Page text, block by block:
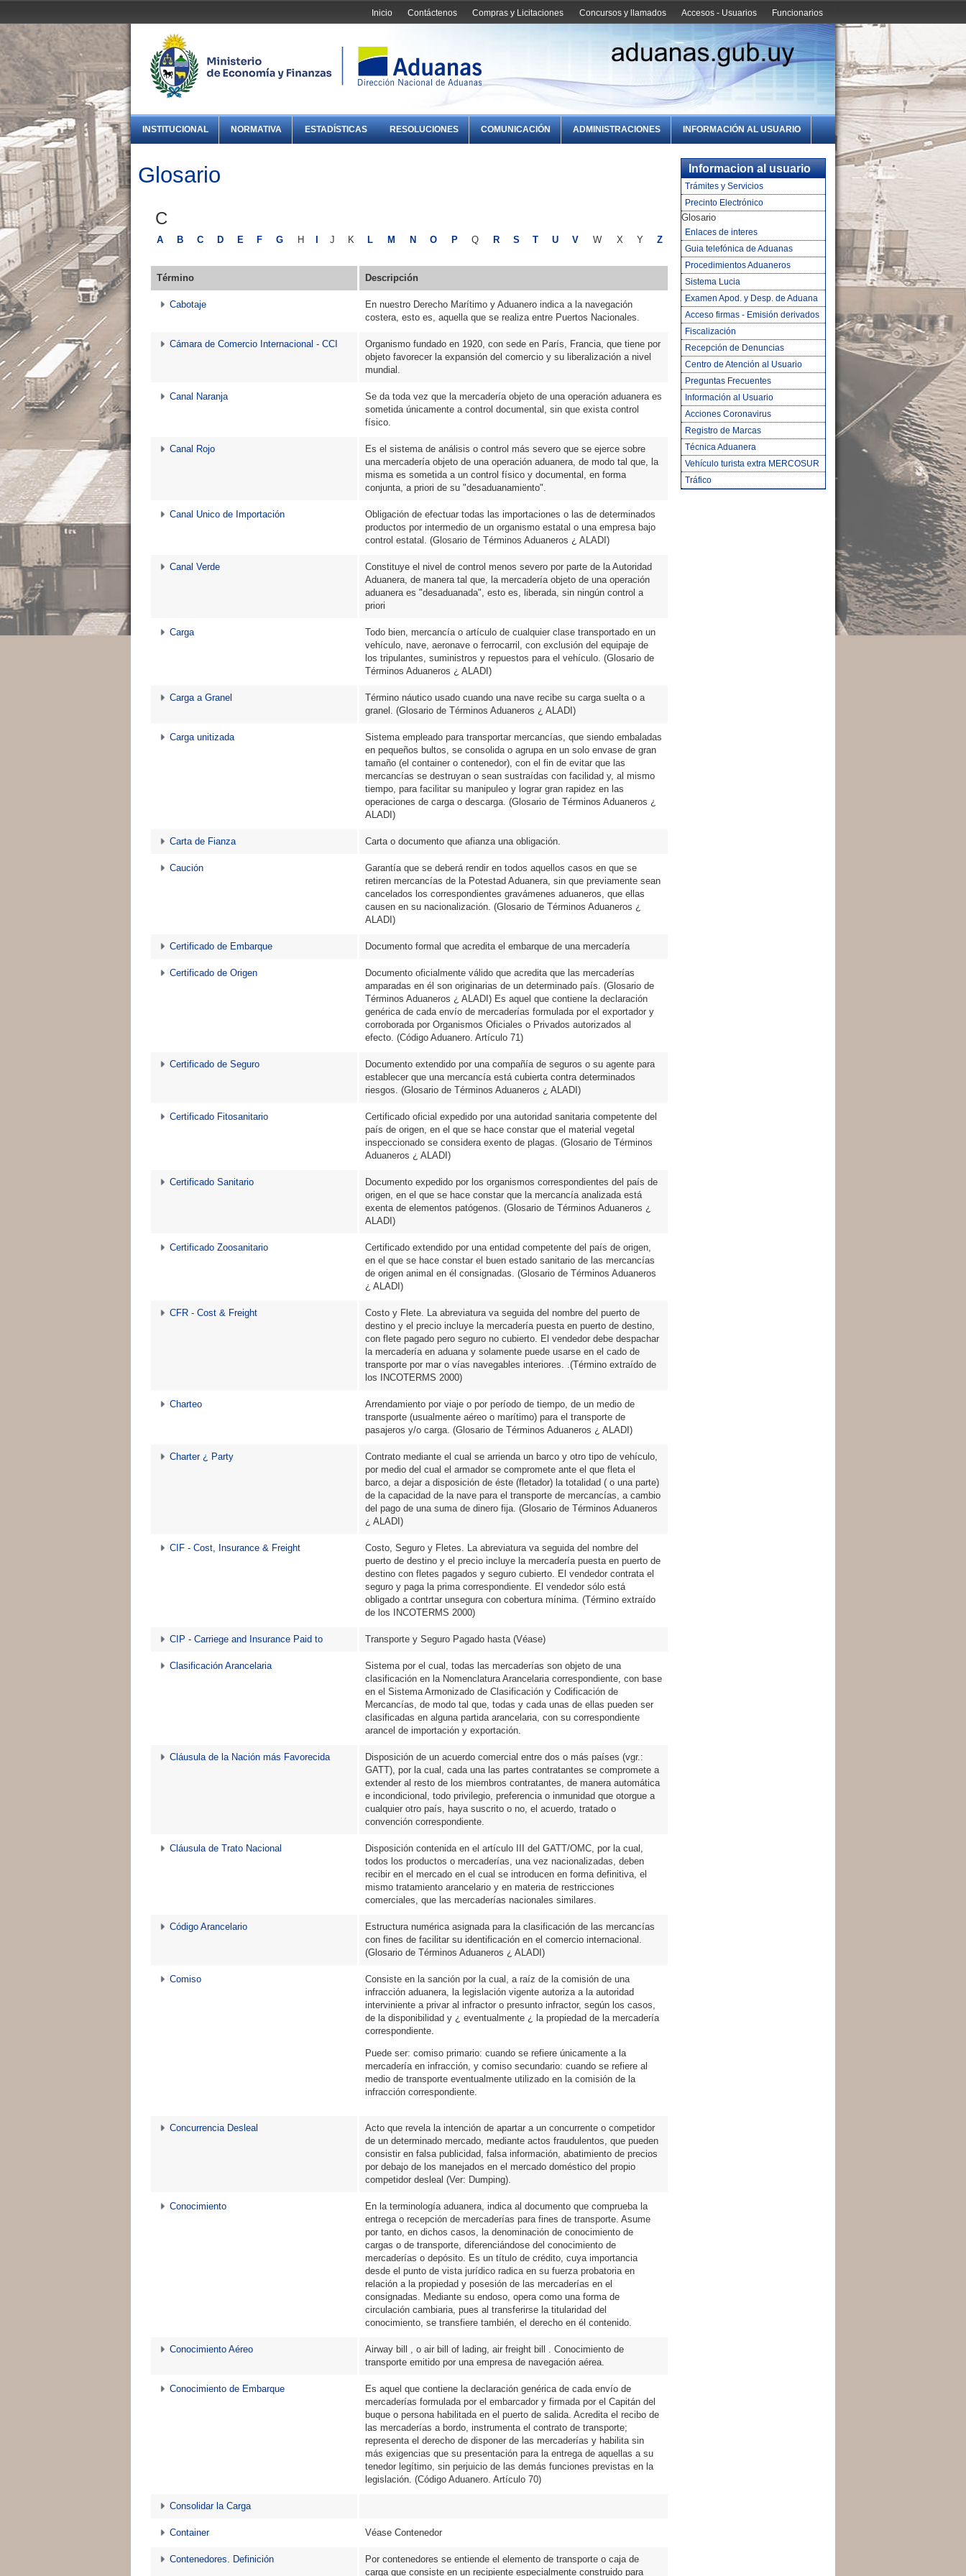
Funcionarios
Accesos - Usuarios
Concursos y llamados
Compras y Licitaciones
Contáctenos
Inicio
INSTITUCIONAL NORMATIVA ESTADÍSTICAS RESOLUCIONES COMUNICACIÓN ADMINISTRACIONES INFORMACIÓN AL USUARIO
Glosario
C
A B C D E F G H J K L M N O P Q R S T U V W X Y Z
Término Descripción
Cabotaje
En nuestro Derecho Marítimo y Aduanero indica a la navegación
costera, esto es, aquella que se realiza entre Puertos Nacionales.
Cámara de Comercio Internacional - CCI
Organismo fundado en 1920, con sede en París, Francia, que tiene por
objeto favorecer la expansión del comercio y su liberalización a nivel
mundial.
Canal Naranja
Se da toda vez que la mercadería objeto de una operación aduanera es
sometida únicamente a control documental, sin que exista control
físico.
Canal Rojo
Es el sistema de análisis o control más severo que se ejerce sobre
una mercadería objeto de una operación aduanera, de modo tal que, la
misma es sometida a un control físico y documental, en forma
conjunta, a priori de su "desaduanamiento".
Canal Unico de Importación
Obligación de efectuar todas las importaciones o las de determinados
productos por intermedio de un organismo estatal o una empresa bajo
control estatal. (Glosario de Términos Aduaneros ¿ ALADI)
Canal Verde
Constituye el nivel de control menos severo por parte de la Autoridad
Aduanera, de manera tal que, la mercadería objeto de una operación
aduanera es "desaduanada", esto es, liberada, sin ningún control a
priori
Carga
Todo bien, mercancía o artículo de cualquier clase transportado en un
vehículo, nave, aeronave o ferrocarril, con exclusión del equipaje de
los tripulantes, suministros y repuestos para el vehículo. (Glosario de
Términos Aduaneros ¿ ALADI)
Carga a Granel
Término náutico usado cuando una nave recibe su carga suelta o a
granel. (Glosario de Términos Aduaneros ¿ ALADI)
Carga unitizada
Sistema empleado para transportar mercancías, que siendo embaladas
en pequeños bultos, se consolida o agrupa en un solo envase de gran
tamaño (el container o contenedor), con el fin de evitar que las
mercancías se destruyan o sean sustraídas con facilidad y, al mismo
tiempo, para facilitar su manipuleo y lograr gran rapidez en las
operaciones de carga o descarga. (Glosario de Términos Aduaneros ¿
ALADI)
Carta de Fianza Carta o documento que afianza una obligación.
Caución
Garantía que se deberá rendir en todos aquellos casos en que se
retiren mercancías de la Potestad Aduanera, sin que previamente sean
cancelados los correspondientes gravámenes aduaneros, que ellas
causen en su nacionalización. (Glosario de Términos Aduaneros ¿
ALADI)
Certificado de Embarque Documento formal que acredita el embarque de una mercadería
Certificado de Origen
Documento oficialmente válido que acredita que las mercaderías
amparadas en él son originarias de un determinado país. (Glosario de
Términos Aduaneros ¿ ALADI) Es aquel que contiene la declaración
genérica de cada envío de mercaderías formulada por el exportador y
corroborada por Organismos Oficiales o Privados autorizados al
efecto. (Código Aduanero. Artículo 71)
Certificado de Seguro
Documento extendido por una compañía de seguros o su agente para
establecer que una mercancía está cubierta contra determinados
riesgos. (Glosario de Términos Aduaneros ¿ ALADI)
Certificado Fitosanitario
Certificado oficial expedido por una autoridad sanitaria competente del
país de origen, en el que se hace constar que el material vegetal
inspeccionado se considera exento de plagas. (Glosario de Términos
Aduaneros ¿ ALADI)
Certificado Sanitario
Documento expedido por los organismos correspondientes del país de
origen, en el que se hace constar que la mercancía analizada está
exenta de elementos patógenos. (Glosario de Términos Aduaneros ¿
ALADI)
Certificado Zoosanitario
Certificado extendido por una entidad competente del país de origen,
en el que se hace constar el buen estado sanitario de las mercancías
de origen animal en él consignadas. (Glosario de Términos Aduaneros
¿ ALADI)
CFR - Cost & Freight
Costo y Flete. La abreviatura va seguida del nombre del puerto de
destino y el precio incluye la mercadería puesta en puerto de destino,
con flete pagado pero seguro no cubierto. El vendedor debe despachar
la mercadería en aduana y solamente puede usarse en el cado de
transporte por mar o vías navegables interiores. .(Término extraído de
los INCOTERMS 2000)
Charteo
Arrendamiento por viaje o por período de tiempo, de un medio de
transporte (usualmente aéreo o marítimo) para el transporte de
pasajeros y/o carga. (Glosario de Términos Aduaneros ¿ ALADI)
Charter ¿ Party
Contrato mediante el cual se arrienda un barco y otro tipo de vehículo,
por medio del cual el armador se compromete ante el que fleta el
barco, a dejar a disposición de éste (fletador) la totalidad ( o una parte)
de la capacidad de la nave para el transporte de mercancías, a cambio
del pago de una suma de dinero fija. (Glosario de Términos Aduaneros
¿ ALADI)
CIF - Cost, Insurance & Freight
Costo, Seguro y Fletes. La abreviatura va seguida del nombre del
puerto de destino y el precio incluye la mercadería puesta en puerto de
destino con fletes pagados y seguro cubierto. El vendedor contrata el
seguro y paga la prima correspondiente. El vendedor sólo está
obligado a contrtar unsegura con cobertura mínima. (Término extraído
de los INCOTERMS 2000)
CIP - Carriege and Insurance Paid to Transporte y Seguro Pagado hasta (Véase)
Clasificación Arancelaria
Sistema por el cual, todas las mercaderías son objeto de una
clasificación en la Nomenclatura Arancelaria correspondiente, con base
en el Sistema Armonizado de Clasificación y Codificación de
Mercancías, de modo tal que, todas y cada unas de ellas pueden ser
clasificadas en alguna partida arancelaria, con su correspondiente
arancel de importación y exportación.
Cláusula de la Nación más Favorecida
Disposición de un acuerdo comercial entre dos o más países (vgr.:
GATT), por la cual, cada una las partes contratantes se compromete a
extender al resto de los miembros contratantes, de manera automática
e incondicional, todo privilegio, preferencia o inmunidad que otorgue a
cualquier otro país, haya suscrito o no, el acuerdo, tratado o
convención correspondiente.
Cláusula de Trato Nacional
Disposición contenida en el artículo III del GATT/OMC, por la cual,
todos los productos o mercaderías, una vez nacionalizadas, deben
recibir en el mercado en el cual se introducen en forma definitiva, el
mismo tratamiento arancelario y en materia de restricciones
comerciales, que las mercaderías nacionales similares.
Código Arancelario
Estructura numérica asignada para la clasificación de las mercancías
con fines de facilitar su identificación en el comercio internacional.
(Glosario de Términos Aduaneros ¿ ALADI)
Comiso
Consiste en la sanción por la cual, a raíz de la comisión de una
infracción aduanera, la legislación vigente autoriza a la autoridad
interviniente a privar al infractor o presunto infractor, según los casos,
de la disponibilidad y ¿ eventualmente ¿ la propiedad de la mercadería
correspondiente.
Puede ser: comiso primario: cuando se refiere únicamente a la
mercadería en infracción, y comiso secundario: cuando se refiere al
medio de transporte eventualmente utilizado en la comisión de la
infracción correspondiente.
Concurrencia Desleal
Acto que revela la intención de apartar a un concurrente o competidor
de un determinado mercado, mediante actos fraudulentos, que pueden
consistir en falsa publicidad, falsa información, abatimiento de precios
por debajo de los manejados en el mercado doméstico del propio
competidor desleal (Ver: Dumping).
Conocimiento
En la terminología aduanera, indica al documento que comprueba la
entrega o recepción de mercaderías para fines de transporte. Asume
por tanto, en dichos casos, la denominación de conocimiento de
cargas o de transporte, diferenciándose del conocimiento de
mercaderías o depósito. Es un título de crédito, cuya importancia
desde el punto de vista jurídico radica en su fuerza probatoria en
relación a la propiedad y posesión de las mercaderías en el
consignadas. Mediante su endoso, opera como una forma de
circulación cambiaria, pues al transferirse la titularidad del
conocimiento, se transfiere también, el derecho en él contenido.
Conocimiento Aéreo
Airway bill , o air bill of lading, air freight bill . Conocimiento de
transporte emitido por una empresa de navegación aérea.
Conocimiento de Embarque
Es aquel que contiene la declaración genérica de cada envío de
mercaderías formulada por el embarcador y firmada por el Capitán del
buque o persona habilitada en el puerto de salida. Acredita el recibo de
las mercaderías a bordo, instrumenta el contrato de transporte;
representa el derecho de disponer de las mercaderías y habilita sin
más exigencias que su presentación para la entrega de aquellas a su
tenedor legítimo, sin perjuicio de las demás funciones previstas en la
legislación. (Código Aduanero. Artículo 70)
Consolidar la Carga
Container Véase Contenedor
Contenedores. Definición
Por contenedores se entiende el elemento de transporte o caja de
carga que consiste en un recipiente especialmente construido para
Informacion al usuario
Trámites y Servicios
Precinto Electrónico
Glosario
Enlaces de interes
Guia telefónica de Aduanas
Procedimientos Aduaneros
Sistema Lucia
Examen Apod. y Desp. de Aduana
Acceso firmas - Emisión derivados
Fiscalización
Recepción de Denuncias
Centro de Atención al Usuario
Preguntas Frecuentes
Información al Usuario
Acciones Coronavirus
Registro de Marcas
Técnica Aduanera
Vehículo turista extra MERCOSUR
Tráfico